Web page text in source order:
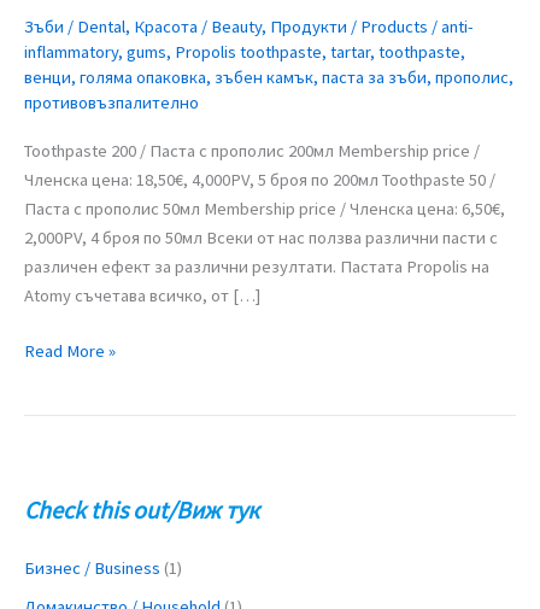
Зъби / Dental, Красота / Beauty, Продукти / Products /anti-
inflammatory, gums, Propolis toothpaste, tartar, toothpaste,
венци, голяма опаковка, зъбен камък, паста за зъби, прополис,
противовъзпалително
Toothpaste 200 / Паста с прополис 200мл​ Membership price /
Членска цена: 18,50€, 4,000PV, 5 броя по 200мл​ Toothpaste 50 /
Паста с прополис 50мл​ Membership price / Членска цена: 6,50€,
2,000PV, 4 броя по 50мл​ Всеки от нас ползва различни пасти с
различен ефект за различни резултати. Пастата Propolis на
Atomy съчетава всичко, от […]
Read More »
Check this out/Виж тук
Бизнес / Business (1)